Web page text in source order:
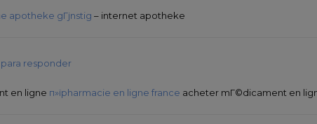
apotheke gГјnstig – internet apotheke
responder
en ligne п»їpharmacie en ligne france acheter mГ©dicament en